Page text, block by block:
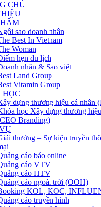
CHỦ
sao doanh nhân
Best In Vietnam
Woman
hẹn du lịch
nhân & Sao việt
Land Group
Vitamin Group
HỌC
dựng thương hiệu cá nhân
học Xây dựng thương
Branding)
thưởng – Sự kiện truyền
cáo báo online
cáo VTV
cáo HTV
cáo ngoài trời (OOH)
KOL, KOC,
cáo truyền hình